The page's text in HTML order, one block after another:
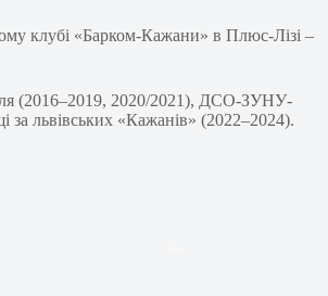
клубі «Барком-Кажани» в Плюс-Лізі –
(2016–2019, 2020/2021), ДСО-ЗУНУ-
львівських «Кажанів» (2022–2024).